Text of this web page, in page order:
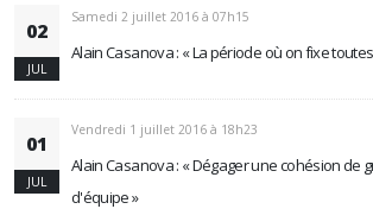
02
JUL
Samedi 2 juillet 2016 à 07h15
Alain Casanova : « La période où on fixe
01
JUL
Vendredi 1 juillet 2016 à 18h23
Alain Casanova : « Dégager une cohésion de
d'équipe »